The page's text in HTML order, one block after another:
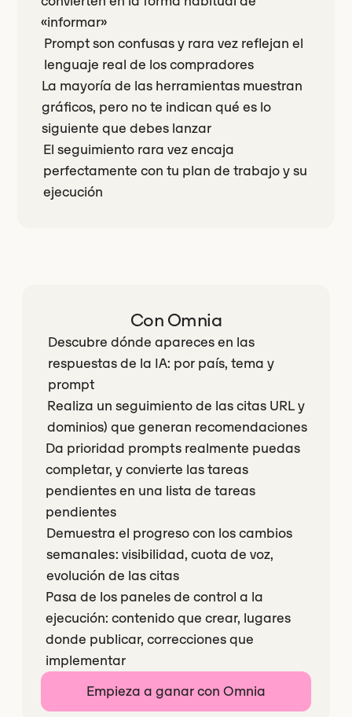
«informar»
Prompt son confusas y rara vez reflejan el
lenguaje real de los compradores
La mayoría de las herramientas muestran
gráficos, pero no te indican qué es lo
siguiente que debes lanzar
El seguimiento rara vez encaja
perfectamente con tu plan de trabajo y su
ejecución
Con Omnia
Descubre dónde apareces en las
respuestas de la IA: por país, tema y
prompt
Realiza un seguimiento de las citas URL y
dominios) que generan recomendaciones
Da prioridad prompts realmente puedas
completar, y convierte las tareas
pendientes en una lista de tareas
pendientes
Demuestra el progreso con los cambios
semanales: visibilidad, cuota de voz,
evolución de las citas
Pasa de los paneles de control a la
ejecución: contenido que crear, lugares
donde publicar, correcciones que
implementar
Empieza a ganar con Omnia